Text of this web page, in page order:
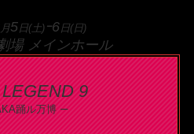
月5日(土)ｰ6日(日)
場 メインホール
9
踊ル万博–